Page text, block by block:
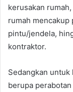
kerusakan
rumah mencakup
pintu/jendela,
kontraktor.
Sedangkan
berupa